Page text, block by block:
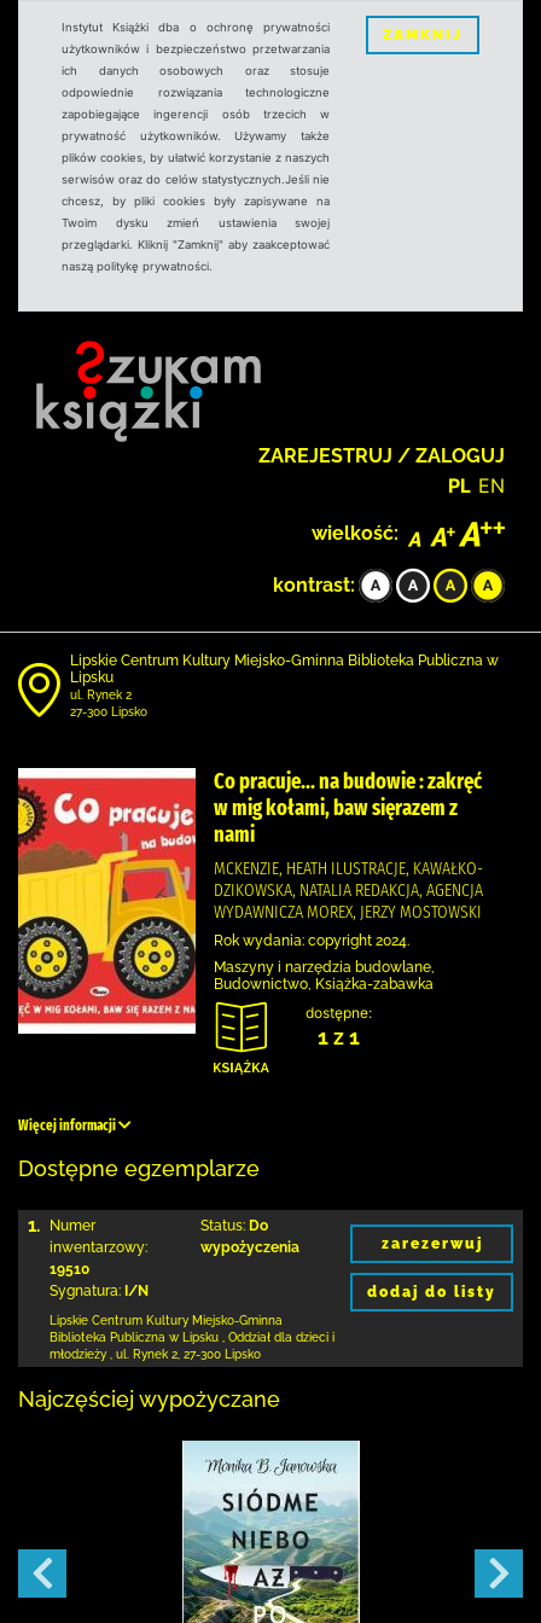
Instytut Książki dba o ochronę prywatności
użytkowników i bezpieczeństwo przetwarzania
ich danych osobowych oraz stosuje
odpowiednie rozwiązania technologiczne
zapobiegające ingerencji osób trzecich w
prywatność użytkowników. Używamy także
plików cookies, by ułatwić korzystanie z naszych
serwisów oraz do celów statystycznych.Jeśli nie
chcesz, by pliki cookies były zapisywane na
Twoim dysku zmień ustawienia swojej
przeglądarki. Kliknij "Zamknij" aby zaakceptować
naszą politykę prywatności.
ZAMKNIJ
ZAREJESTRUJ / ZALOGUJ
PL EN
wielkość:
kontrast:
Lipskie Centrum Kultury Miejsko-Gminna Biblioteka Publiczna w
Lipsku
ul. Rynek 2
27-300 Lipsko
Co pracuje... na budowie : zakręć
w mig kołami, baw sięrazem z
nami
MCKENZIE, HEATH ILUSTRACJE, KAWAŁKO-
DZIKOWSKA, NATALIA REDAKCJA, AGENCJA
WYDAWNICZA MOREX, JERZY MOSTOWSKI
Rok wydania: copyright 2024.
Maszyny i narzędzia budowlane,
Budownictwo, Książka-zabawka
dostępne:
1 z 1
Więcej informacji
Dostępne egzemplarze
1.
Numer
inwentarzowy:
19510
Sygnatura: I/N
Status: Do
wypożyczenia
Lipskie Centrum Kultury Miejsko-Gminna
Biblioteka Publiczna w Lipsku
Oddział dla dzieci i
młodzieży , ul. Rynek 2 27-300 Lipsko
zarezerwuj
dodaj do listy
Najczęściej wypożyczane